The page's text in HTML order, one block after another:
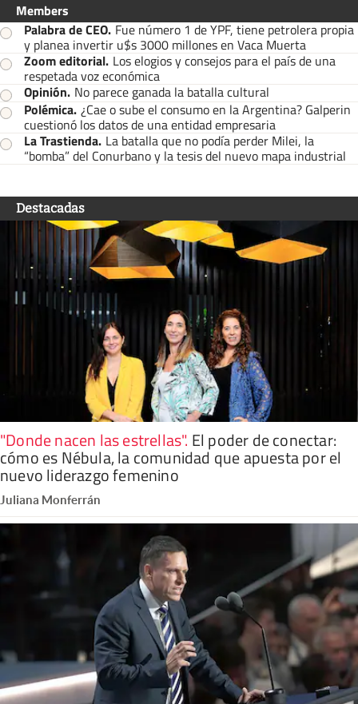
Members
Palabra de CEO. Fue número 1 de YPF, tiene petrolera propia
y planea invertir u$s 3000 millones en Vaca Muerta
Zoom editorial. Los elogios y consejos para el país de una
respetada voz económica
Opinión. No parece ganada la batalla cultural
Polémica. ¿Cae o sube el consumo en la Argentina? Galperin
cuestionó los datos de una entidad empresaria
La Trastienda. La batalla que no podía perder Milei, la
“bomba” del Conurbano y la tesis del nuevo mapa industrial
Destacadas
"Donde nacen las estrellas". El poder de conectar:
cómo es Nébula, la comunidad que apuesta por el
nuevo liderazgo femenino
Juliana Monferrán